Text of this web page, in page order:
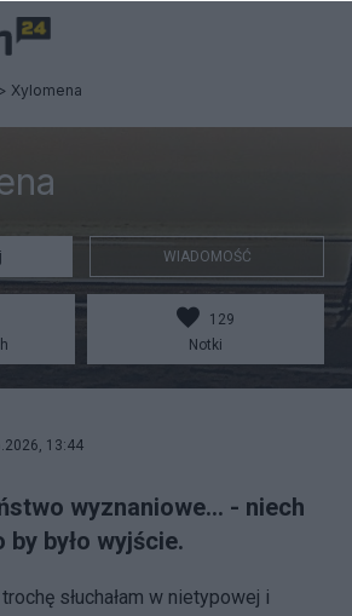
Xylomena
WIADOMOŚĆ
129
Notki
13:44
wyznaniowe... - niech
było wyjście.
słuchałam w nietypowej i